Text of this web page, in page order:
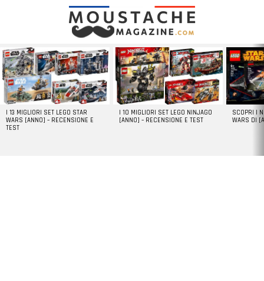
LATEST
STORIES
I 13 MIGLIORI SET LEGO STAR
WARS [ANNO] – RECENSIONE E
TEST
I 10 MIGLIORI SET LEGO NINJAGO
[ANNO] – RECENSIONE E TEST
SCOPRI I
WARS DI